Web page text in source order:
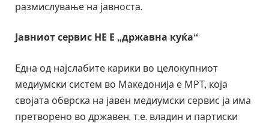
размислување на јавноста.
Јавниот сервис НЕ Е „државна куќа“
Една од најслабите карики во целокупниот
медиумски систем во Македонија е МРТ, која
својата обврска на јавен медиумски сервис ја има
претворено во државен, т.е. владин и партиски